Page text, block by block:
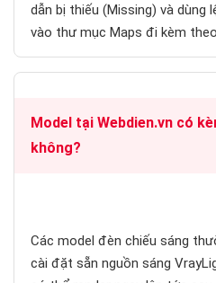
dẫn bị thiếu (Missing) và dùng
vào thư mục Maps đi kèm
Model tại Webdien.vn có
không?
Các model đèn chiếu sáng
cài đặt sẵn nguồn sáng